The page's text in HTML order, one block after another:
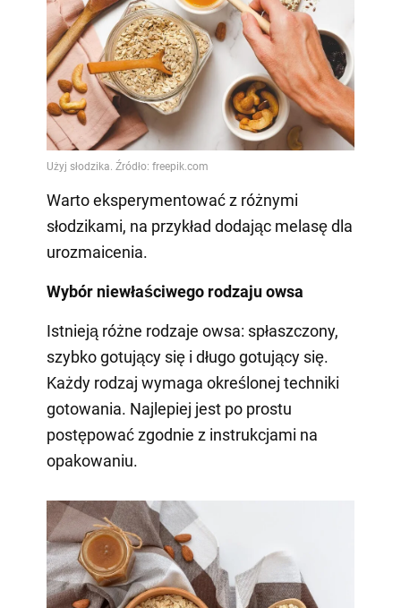
Warto eksperymentować z różnymi
słodzikami, na przykład dodając melasę dla
urozmaicenia.
Wybór niewłaściwego rodzaju owsa
Istnieją różne rodzaje owsa: spłaszczony,
szybko gotujący się i długo gotujący się.
Każdy rodzaj wymaga określonej techniki
gotowania. Najlepiej jest po prostu
postępować zgodnie z instrukcjami na
opakowaniu.